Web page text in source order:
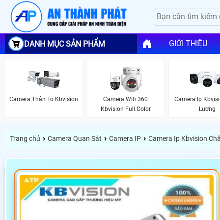
DANH MỤC SẢN PHẨM GIỚI THIỆU
Camera Thân To Kbvision
Camera Wifi 360
Kbvision Full Color
Camera Ip
Lượng
Trang chủ › Camera Quan Sát › Camera IP › Camera Ip Kbvision